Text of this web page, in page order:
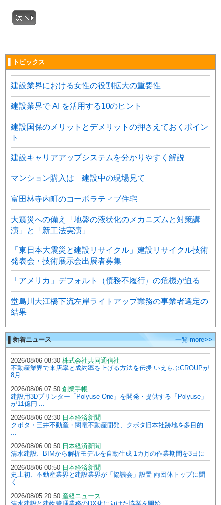
▌トピックス
建設業界における女性の役割拡大の重要性
建設業界で AI を活用する10のヒント
建設国保のメリットとデメリットの押さえておくポイン
ト
建設キャリアアップシステムを分かりやすく解説
マンション購入は 建設中の現場見て
富田林寺内町のコーポラティブ住宅
大震災への備え「地盤の液状化のメカニズムと対策講
演」と「新工法実演」
「東日本大震災と建設リサイクル」建設リサイクル技術
発表会・技術展示会出展者募集
「アメリカ」デフォルト（債務不履行）の危機が迫る
堂島川大江橋下流左岸ライトアップ業務の事業者選定の
結果
▌新着ニュース 一覧 more>>
2026/08/06 08:30 株式会社共同通信社
不動産業界で来店率と成約率を上げる方法を伝授 いえらぶGROUPが
8月 ...
2026/08/06 07:50 創業手帳
建設用3Dプリンター「Polyuse One」を開発・提供する「Polyuse」
が11億円 ...
2026/08/06 02:30 日本経済新聞
クボタ・三井不動産・関電不動産開発、クボタ旧本社跡地を多目的
...
2026/08/06 00:50 日本経済新聞
清水建設、BIMから解析モデルを自動生成 1カ月の作業期間を3日に
2026/08/06 00:50 日本経済新聞
史上初、不動産業界と建設業界が「協議会」設置 両団体トップに聞
く
2026/08/05 20:50 産経ニュース
清水建設と建物管理業務のDX化に向けた協業を開始